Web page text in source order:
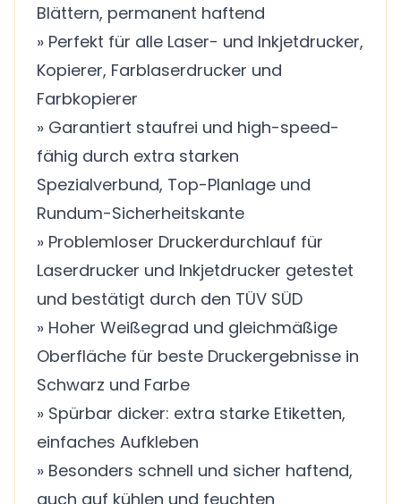
Blättern, permanent haftend
» Perfekt für alle Laser- und Inkjetdrucker,
Kopierer, Farblaserdrucker und
Farbkopierer
» Garantiert staufrei und high-speed-
fähig durch extra starken
Spezialverbund, Top-Planlage und
Rundum-Sicherheitskante
» Problemloser Druckerdurchlauf für
Laserdrucker und Inkjetdrucker getestet
und bestätigt durch den TÜV SÜD
» Hoher Weißegrad und gleichmäßige
Oberfläche für beste Druckergebnisse in
Schwarz und Farbe
» Spürbar dicker: extra starke Etiketten,
einfaches Aufkleben
» Besonders schnell und sicher haftend,
auch auf kühlen und feuchten